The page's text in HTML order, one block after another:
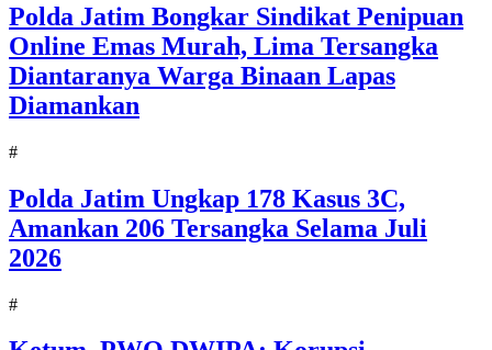
Polda Jatim Bongkar Sindikat Penipuan
Online Emas Murah, Lima Tersangka
Diantaranya Warga Binaan Lapas
Diamankan
#
Polda Jatim Ungkap 178 Kasus 3C,
Amankan 206 Tersangka Selama Juli
2026
#